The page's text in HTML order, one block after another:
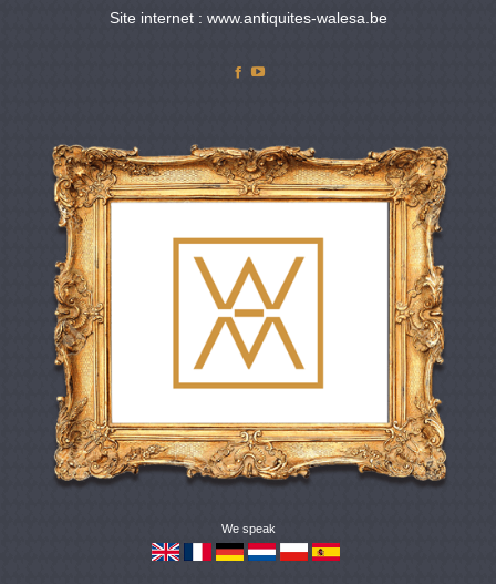
Site internet : www.antiquites-walesa.be
Facebook
We speak